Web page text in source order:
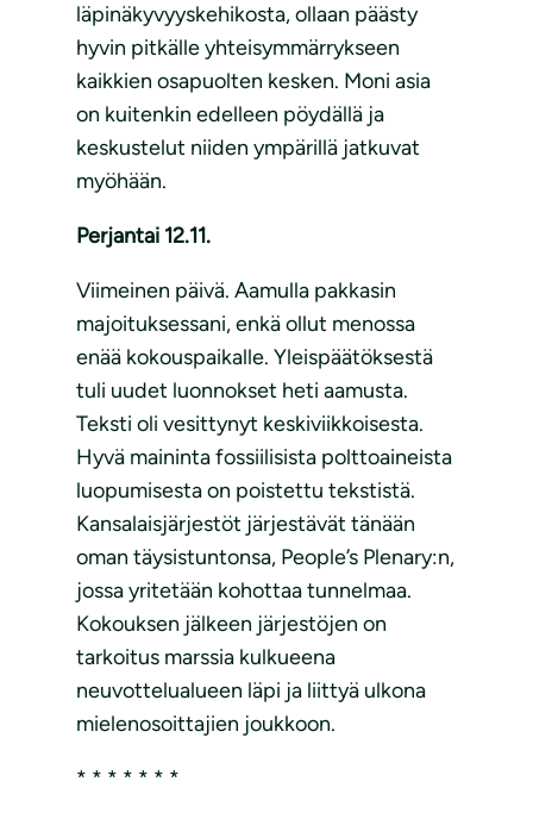
läpinäkyvyyskehikosta, ollaan päästy
hyvin pitkälle yhteisymmärrykseen
kaikkien osapuolten kesken. Moni asia
on kuitenkin edelleen pöydällä ja
keskustelut niiden ympärillä jatkuvat
myöhään.
Perjantai 12.11.
Viimeinen päivä. Aamulla pakkasin
majoituksessani, enkä ollut menossa
enää kokouspaikalle. Yleispäätöksestä
tuli uudet luonnokset heti aamusta.
Teksti oli vesittynyt keskiviikkoisesta.
Hyvä maininta fossiilisista polttoaineista
luopumisesta on poistettu tekstistä.
Kansalaisjärjestöt järjestävät tänään
oman täysistuntonsa, People’s Plenary:n,
jossa yritetään kohottaa tunnelmaa.
Kokouksen jälkeen järjestöjen on
tarkoitus marssia kulkueena
neuvottelualueen läpi ja liittyä ulkona
mielenosoittajien joukkoon.
* * * * * * *